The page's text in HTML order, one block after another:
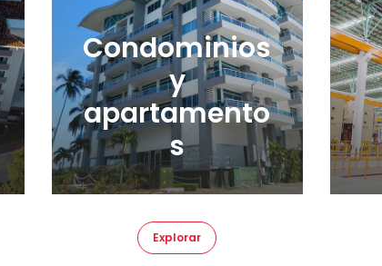
Condominios
y
apartamento
s
Explorar